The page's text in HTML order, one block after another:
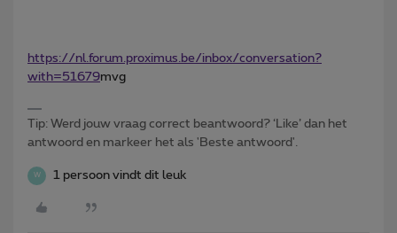
https://nl.forum.proximus.be/inbox/conversation?
with=51679mvg
Tip: Werd jouw vraag correct beantwoord? ‘Like’ dan het
antwoord en markeer het als 'Beste antwoord'.
W 1 persoon vindt dit leuk